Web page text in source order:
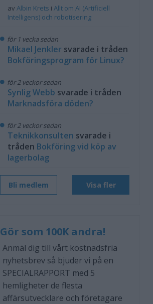
av Albin Krets i Allt om AI (Artificiell
Intelligens) och robotisering
för 1 vecka sedan
Mikael Jenkler svarade i tråden
Bokföringsprogram för Linux?
för 2 veckor sedan
Synlig Webb svarade i tråden
Marknadsföra döden?
för 2 veckor sedan
Teknikkonsulten svarade i
tråden Bokföring vid köp av
lagerbolag
Bli medlem Visa fler
Gör som 100K andra!
Anmäl dig till vårt kostnadsfria
nyhetsbrev så bjuder vi på en
SPECIALRAPPORT med 5
hemligheter de flesta
affärsutvecklare och företagare